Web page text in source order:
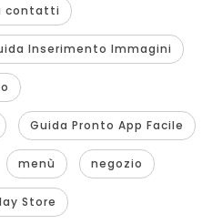
contatti
Inserimento Immagini
Guida Pronto App Facile
menù negozio
Store